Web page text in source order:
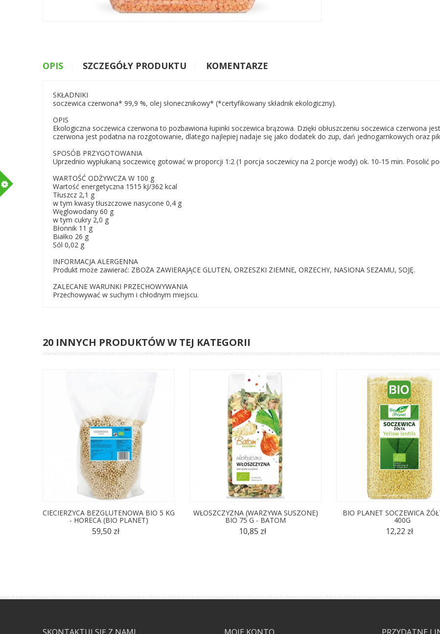
OPIS SZCZEGÓŁY PRODUKTU KOMENTARZE
SKŁADNIKI
soczewica czerwona* 99,9 %, olej słonecznikowy* (*certyfikowany składnik ekologiczny).
OPIS
Ekologiczna soczewica czerwona to pozbawiona łupinki soczewica brązowa. Dzięki obłuszczeniu soczewica czerwona
czerwona jest podatna na rozgotowanie, dlatego najlepiej nadaje się jako dodatek do zup, dań jednogarnkowych oraz
SPOSÓB PRZYGOTOWANIA
Uprzednio wypłukaną soczewicę gotować w proporcji 1:2 (1 porcja soczewicy na 2 porcje wody) ok. 10-15 min. Posolić
WARTOŚĆ ODŻYWCZA W 100 g
Wartość energetyczna 1515 kJ/362 kcal
Tłuszcz 2,1 g
w tym kwasy tłuszczowe nasycone 0,4 g
Węglowodany 60 g
w tym cukry 2,0 g
Błonnik 11 g
Białko 26 g
Sól 0,02 g
INFORMACJA ALERGENNA
Produkt może zawierać: ZBOŻA ZAWIERAJĄCE GLUTEN, ORZESZKI ZIEMNE, ORZECHY, NASIONA SEZAMU, SOJĘ.
ZALECANE WARUNKI PRZECHOWYWANIA
Przechowywać w suchym i chłodnym miejscu.
20 INNYCH PRODUKTÓW W TEJ KATEGORII
CIECIERZYCA BEZGLUTENOWA BIO 5 KG
- HORECA (BIO PLANET)
59,50 zł
WŁOSZCZYZNA (WARZYWA SUSZONE)
BIO 75 G - BATOM
10,85 zł
BIO PLANET SOCZEWICA
400G
12,22 zł